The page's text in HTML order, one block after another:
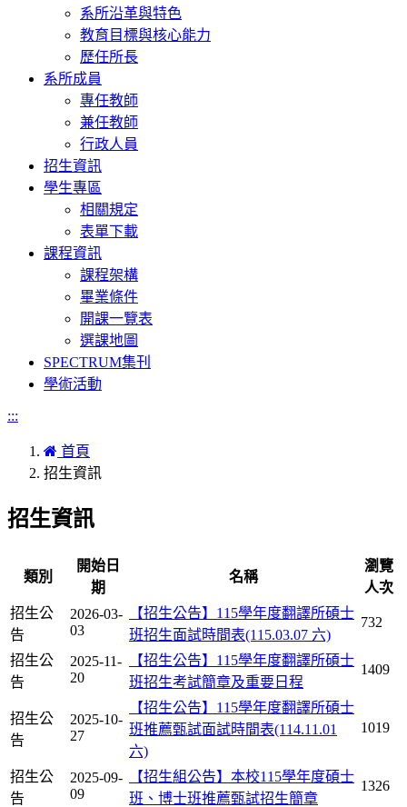
系所沿革與特色
教育目標與核心能力
歷任所長
系所成員
專任教師
兼任教師
行政人員
招生資訊
學生專區
相關規定
表單下載
課程資訊
課程架構
畢業條件
開課一覽表
選課地圖
SPECTRUM集刊
學術活動
:::
首頁
招生資訊
招生資訊
類別
開始日
期
名稱
瀏覽
人次
招生公
告
2026-03-
03
【招生公告】115學年度翻譯所碩士
班招生面試時間表(115.03.07 六)
732
招生公
告
2025-11-
20
【招生公告】115學年度翻譯所碩士
班招生考試簡章及重要日程
1409
招生公
告
2025-10-
27
【招生公告】115學年度翻譯所碩士
班推薦甄試面試時間表(114.11.01
六)
1019
招生公
告
2025-09-
09
【招生組公告】本校115學年度碩士
班、博士班推薦甄試招生簡章
1326